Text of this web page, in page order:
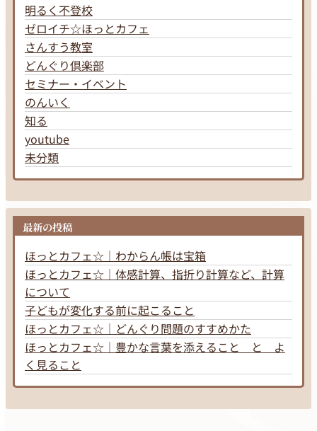
明るく不登校
ゼロイチ☆ほっとカフェ
さんすう教室
どんぐり倶楽部
セミナー・イベント
のんいく
知る
youtube
未分類
最新の投稿
ほっとカフェ☆｜わからん帳は宝箱
ほっとカフェ☆｜体感計算、指折り計算など、計算
について
子どもが変化する前に起こること
ほっとカフェ☆｜どんぐり問題のすすめかた
ほっとカフェ☆｜豊かな言葉を添えること と よ
く見ること